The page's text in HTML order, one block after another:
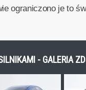
ograniczono je to
- GALERIA